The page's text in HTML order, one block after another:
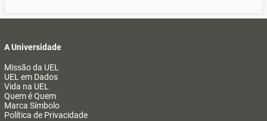
A Universidade
Missão da UEL
UEL em Dados
Vida na UEL
Quem é Quem
Marca Símbolo
Política de Privacidade